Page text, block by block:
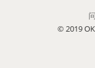
© 2019